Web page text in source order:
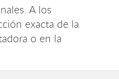
A los
exacta de la
o en la